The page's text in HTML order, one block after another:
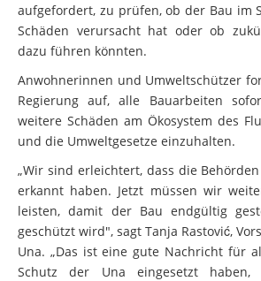
aufgefordert, zu prüfen, ob der Bau im
Schäden verursacht hat oder ob
dazu führen könnten.
Anwohnerinnen und Umweltschützer
Regierung auf, alle Bauarbeiten
weitere Schäden am Ökosystem des
und die Umweltgesetze einzuhalten.
„Wir sind erleichtert, dass die
erkannt haben. Jetzt müssen wir
leisten, damit der Bau endgültig
geschützt wird", sagt Tanja Rastović,
Una. „Das ist eine gute Nachricht für
Schutz der Una eingesetzt